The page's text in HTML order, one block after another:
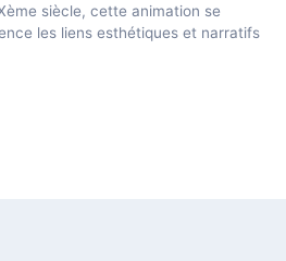
siècle, cette animation se
les liens esthétiques et narratifs